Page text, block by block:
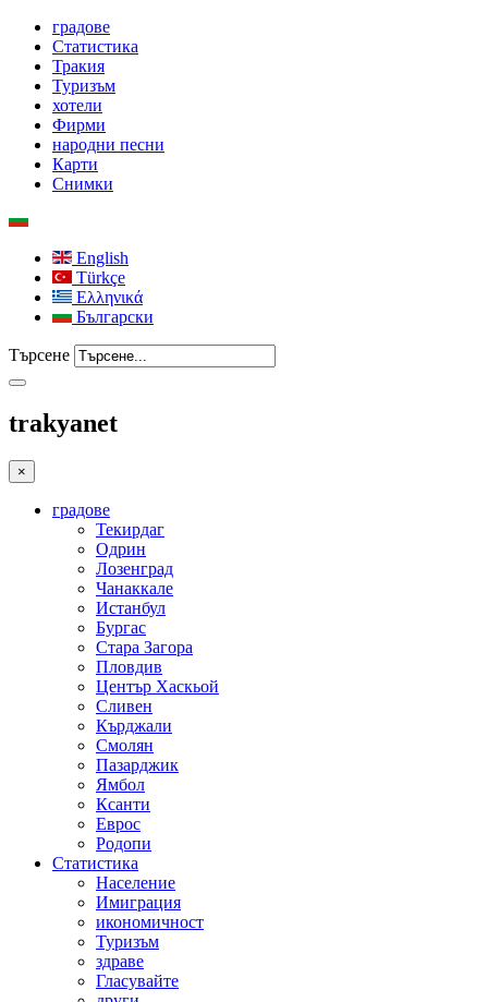
градове
Статистика
Тракия
Туризъм
хотели
Фирми
народни песни
Карти
Снимки
English
Türkçe
Ελληνικά
Български
Търсене
trakyanet
×
градове
Текирдаг
Одрин
Лозенград
Чанаккале
Истанбул
Бургас
Стара Загора
Пловдив
Център Хаскьой
Сливен
Кърджали
Смолян
Пазарджик
Ямбол
Ксанти
Еврос
Родопи
Статистика
Население
Имиграция
икономичност
Туризъм
здраве
Гласувайте